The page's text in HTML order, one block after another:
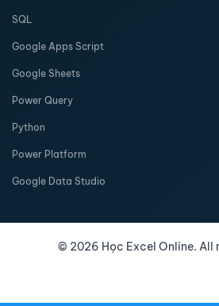
SQL
Google Apps Script
Google Sheets
Power Query
Python
Power Platform
Google Data Studio
© 2026 Học Excel Online. All